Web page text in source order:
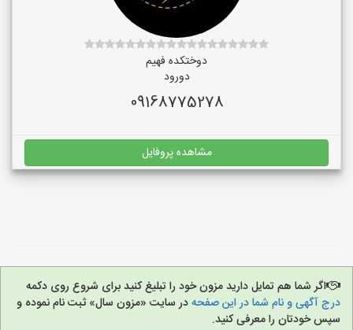
دوختکده فهیم
دورود
09168775278
مشاهده پروفایل
اگر شما هم تمایل دارید مزون خود را تبلیغ کنید برای شروع روی دکمه
درج آگهی و نام شما در این صفحهدر سایت «مزون سال» ثبت نام نموده و
سپس خودتان را معرفی کنید.